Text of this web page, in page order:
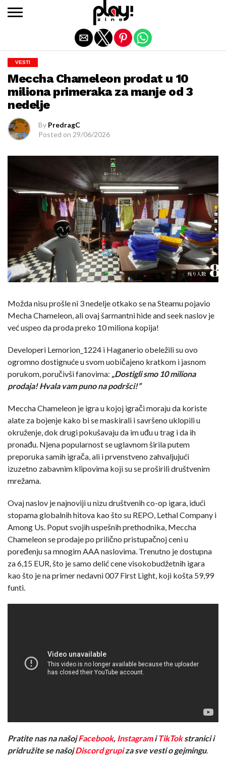
VESTI
Meccha Chameleon prodat u 10
miliona primeraka za manje od 3
nedelje
By PredragC
Posted on 29/06/2026
Možda nisu prošle ni 3 nedelje otkako se na Steamu pojavio
Mecha Chameleon, ali ovaj šarmantni hide and seek naslov je
već uspeo da proda preko 10 miliona kopija!
Developeri Lemorion_1224 i Haganerio obeležili su ovo
ogromno dostignuće u svom uobičajeno kratkom i jasnom
porukom, poručivši fanovima: „Dostigli smo 10 miliona
prodaja! Hvala vam puno na podršci!”
Meccha Chameleon je igra u kojoj igrači moraju da koriste
alate za bojenje kako bi se maskirali i savršeno uklopili u
okruženje, dok drugi pokušavaju da im uđu u trag i da ih
pronađu. Njena popularnost se uglavnom širila putem
preporuka samih igrača, ali i prvenstveno zahvaljujući
izuzetno zabavnim klipovima koji su se proširili društvenim
mrežama.
Ovaj naslov je najnoviji u nizu društvenih co-op igara, idući
stopama globalnih hitova kao što su REPO, Lethal Company i
Among Us. Poput svojih uspešnih prethodnika, Meccha
Chameleon se prodaje po prilično pristupačnoj ceni u
poređenju sa mnogim AAA naslovima. Trenutno je dostupna
za 6,15 EUR, što je samo delić cene visokobudžetnih igara
kao što je na primer nedavni 007 First Light, koji košta 59,99
funti.
Pratite nas na našojFacebook, InstagramiTikTokstranici i
pridružite se našojDiscord grupiza sve vesti o gejmingu.
Exit mobile version